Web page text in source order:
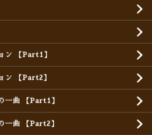
ン 【Part1】
ン 【Part2】
一曲 【Part1】
一曲 【Part2】